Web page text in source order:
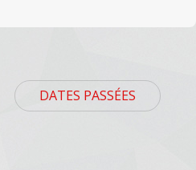
DATES PASSÉES